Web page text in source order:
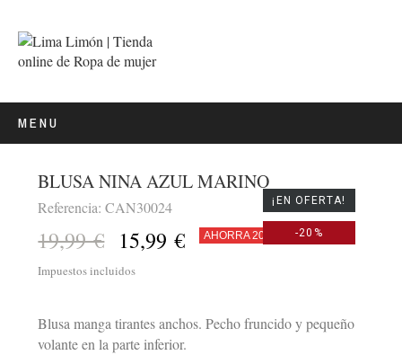
MENU
¡EN OFERTA!
-20%
BLUSA NINA AZUL MARINO
Referencia: CAN30024
19,99 € 15,99 € AHORRA 20%
Impuestos incluidos
Blusa manga tirantes anchos. Pecho fruncido y pequeño
volante en la parte inferior.